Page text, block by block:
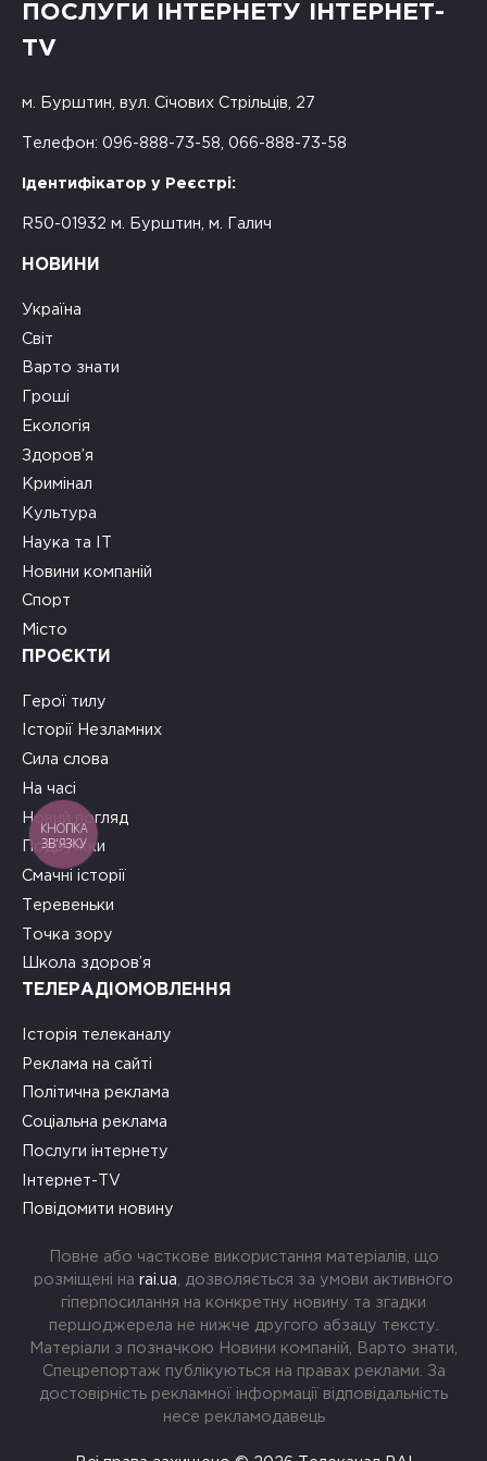
ПОСЛУГИ ІНТЕРНЕТУ ІНТЕРНЕТ-
TV
м. Бурштин, вул. Січових Стрільців, 27
Телефон: 096-888-73-58, 066-888-73-58
Ідентифікатор у Реєстрі:
R50-01932 м. Бурштин, м. Галич
НОВИНИ
Україна
Світ
Варто знати
Гроші
Екологія
Здоров’я
Кримінал
Культура
Наука та ІТ
Новини компаній
Спорт
Місто
ПРОЄКТИ
Герої тилу
Історії Незламних
Сила слова
На часі
Новий погляд
Подружки
Смачні історії
Теревеньки
Точка зору
Школа здоров’я
ТЕЛЕРАДІОМОВЛЕННЯ
Історія телеканалу
Реклама на сайті
Політична реклама
Соціальна реклама
Послуги інтернету
Інтернет-TV
Повідомити новину
Повне або часткове використання матеріалів, що
розміщені на rai.ua , дозволяється за умови активного
гіперпосилання на конкретну новину та згадки
першоджерела не нижче другого абзацу тексту.
Матеріали з позначкою Новини компаній, Варто знати,
Спецрепортаж публікуються на правах реклами. За
достовірність рекламної інформації відповідальність
несе рекламодавець
КНОПКА
ЗВ'ЯЗКУ